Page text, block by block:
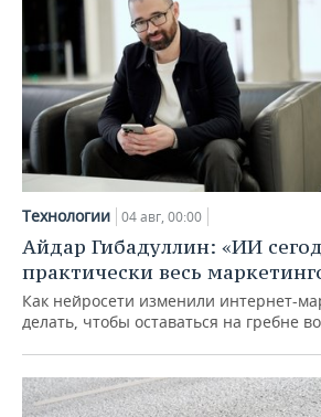
Технологии 04 авг, 00:00
Айдар Гибадуллин: «ИИ
практически весь
Как нейросети изменили интернет-
делать, чтобы оставаться на гребне